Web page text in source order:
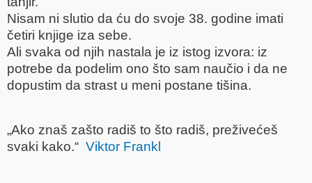
Nisam ni slutio da ću do svoje 38. godine imati
četiri knjige iza sebe.
Ali svaka od njih nastala je iz istog izvora: iz
potrebe da podelim ono što sam naučio i da ne
dopustim da strast u meni postane tišina.
„Ako znaš zašto radiš to što radiš, preživećeš
svaki kako.“ Viktor Frankl